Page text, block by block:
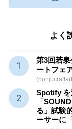
よく
第3回若
ートフェ
Spotify を
「
る」試験
ーサーに